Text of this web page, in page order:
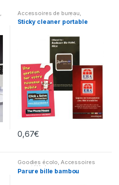
Accessoires de bureau
Accessoires pour téléphone
Sticky cleaner portable
0,67€
Goodies écolo, Accessoires
pour téléphone
Parure bille bambou